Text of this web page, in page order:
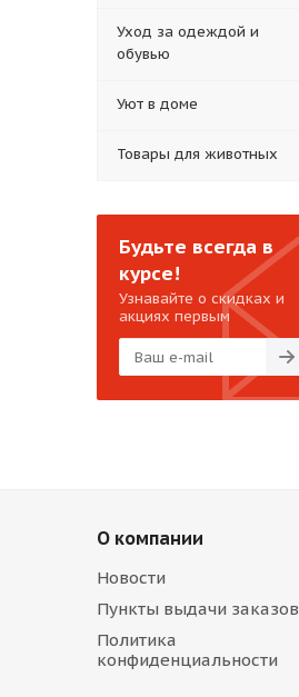
Уход за одеждой и
обувью
Уют в доме
Товары для животных
Будьте всегда в
курсе!
Узнавайте о скидках и
акциях первым
О компании
Новости
Пункты выдачи заказов
Политика
конфиденциальности